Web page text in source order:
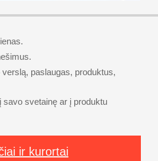
paslaugas, produktus,
savo svetainę ar į produktu
ir kurortai